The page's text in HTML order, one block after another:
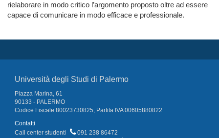
rielaborare in modo critico l’argomento proposto oltre ad essere
capace di comunicare in modo efficace e professionale.
Università degli Studi di Palermo
Piazza Marina, 61
90133 - PALERMO
Codice Fiscale 80023730825, Partita IVA 00605880822
Contatti
Call center studenti
091 238 86472